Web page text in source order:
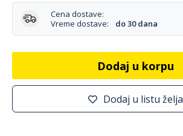
Cena dostave:
Vreme dostave:
do 30 dana
Dodaj u korpu
Dodaj u listu želja